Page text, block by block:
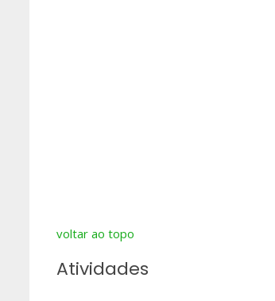
voltar ao topo
Atividades